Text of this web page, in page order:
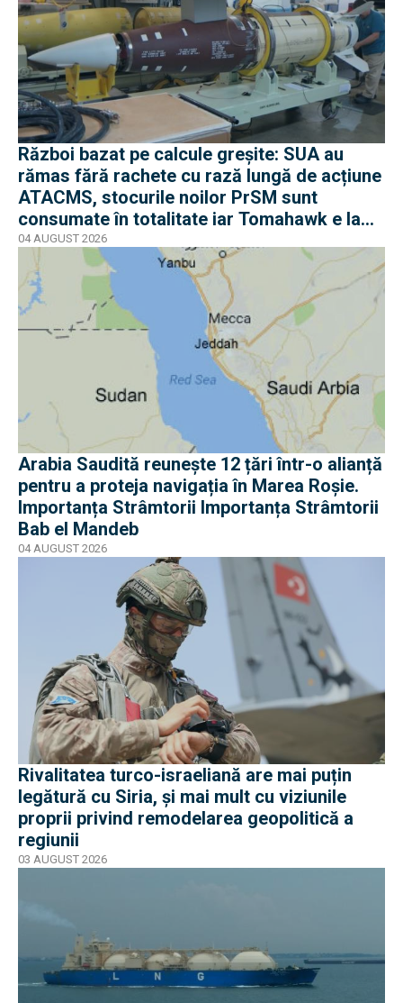
Război bazat pe calcule greșite: SUA au
rămas fără rachete cu rază lungă de acțiune
ATACMS, stocurile noilor PrSM sunt
consumate în totalitate iar Tomahawk e la
jumătate
04 AUGUST 2026
Arabia Saudită reunește 12 țări într-o alianță
pentru a proteja navigația în Marea Roșie.
Importanța Strâmtorii Importanța Strâmtorii
Bab el Mandeb
04 AUGUST 2026
Rivalitatea turco-israeliană are mai puțin
legătură cu Siria, și mai mult cu viziunile
proprii privind remodelarea geopolitică a
regiunii
03 AUGUST 2026